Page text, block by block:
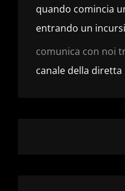
quando comincia
entrando un
comunica con noi
canale della diretta